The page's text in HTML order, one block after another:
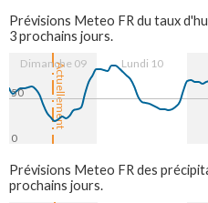
Prévisions Meteo FR du taux
3 prochains jours.
Actuellement
Dimanche 09 Lundi 10
0
50
Prévisions Meteo FR des
prochains jours.